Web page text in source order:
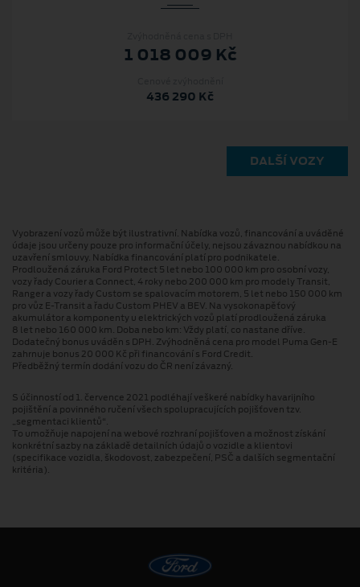
1 018 009 Kč
436 290 Kč
DALŠÍ VOZY
Vyobrazení vozů může být ilustrativní. Nabídka vozů, financování a uváděné
údaje jsou určeny pouze pro informační účely, nejsou závaznou nabídkou na
uzavření smlouvy. Nabídka financování platí pro podnikatele.
Prodloužená záruka Ford Protect 5 let nebo 100 000 km pro osobní vozy,
vozy řady Courier a Connect, 4 roky nebo 200 000 km pro modely Transit,
Ranger a vozy řady Custom se spalovacím motorem, 5 let nebo 150 000 km
pro vůz E-Transit a řadu Custom PHEV a BEV. Na vysokonapěťový
akumulátor a komponenty u elektrických vozů platí prodloužená záruka
8 let nebo 160 000 km. Doba nebo km: Vždy platí, co nastane dříve.
Dodatečný bonus uváděn s DPH. Zvýhodněná cena pro model Puma Gen⁠-⁠E
zahrnuje bonus 20 000 Kč při financování s Ford Credit.
Předběžný termín dodání vozu do ČR není závazný.
S účinností od 1. července 2021 podléhají veškeré nabídky havarijního
pojištění a povinného ručení všech spolupracujících pojišťoven tzv.
„segmentaci klientů“.
To umožňuje napojení na webové rozhraní pojišťoven a možnost získání
konkrétní sazby na základě detailních údajů o vozidle a klientovi
(specifikace vozidla, škodovost, zabezpečení, PSČ a dalších segmentační
kritéria).